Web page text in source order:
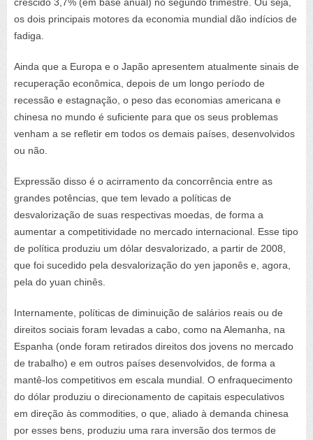
os dois principais motores da economia mundial dão indícios de
fadiga.
Ainda que a Europa e o Japão apresentem atualmente sinais de
recuperação econômica, depois de um longo período de
recessão e estagnação, o peso das economias americana e
chinesa no mundo é suficiente para que os seus problemas
venham a se refletir em todos os demais países, desenvolvidos
ou não.
Expressão disso é o acirramento da concorrência entre as
grandes potências, que tem levado a políticas de
desvalorização de suas respectivas moedas, de forma a
aumentar a competitividade no mercado internacional. Esse tipo
de política produziu um dólar desvalorizado, a partir de 2008,
que foi sucedido pela desvalorização do yen japonês e, agora,
pela do yuan chinês.
Internamente, políticas de diminuição de salários reais ou de
direitos sociais foram levadas a cabo, como na Alemanha, na
Espanha (onde foram retirados direitos dos jovens no mercado
de trabalho) e em outros países desenvolvidos, de forma a
mantê-los competitivos em escala mundial. O enfraquecimento
do dólar produziu o direcionamento de capitais especulativos
em direção às commodities, o que, aliado à demanda chinesa
por esses bens, produziu uma rara inversão dos termos de